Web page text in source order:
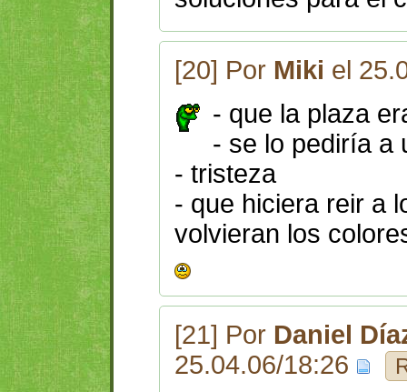
[20] Por Miki el
- que la plaza
- se lo pediría a
- tristeza
- que hiciera reir a
volvieran los
[21] Por Daniel
25.04.06/18:26